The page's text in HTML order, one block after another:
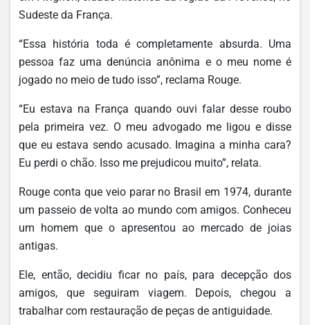
Sudeste da França.
“Essa história toda é completamente absurda. Uma
pessoa faz uma denúncia anônima e o meu nome é
jogado no meio de tudo isso”, reclama Rouge.
“Eu estava na França quando ouvi falar desse roubo
pela primeira vez. O meu advogado me ligou e disse
que eu estava sendo acusado. Imagina a minha cara?
Eu perdi o chão. Isso me prejudicou muito”, relata.
Rouge conta que veio parar no Brasil em 1974, durante
um passeio de volta ao mundo com amigos. Conheceu
um homem que o apresentou ao mercado de joias
antigas.
Ele, então, decidiu ficar no país, para decepção dos
amigos, que seguiram viagem. Depois, chegou a
trabalhar com restauração de peças de antiguidade.